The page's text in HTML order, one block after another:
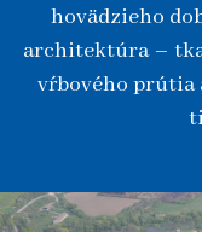
hovädzieho
architektúra –
vŕbového prútia